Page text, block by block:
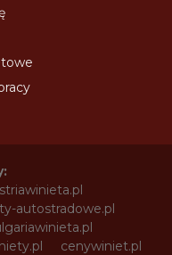
autostradowe.pl
cenywiniet.pl